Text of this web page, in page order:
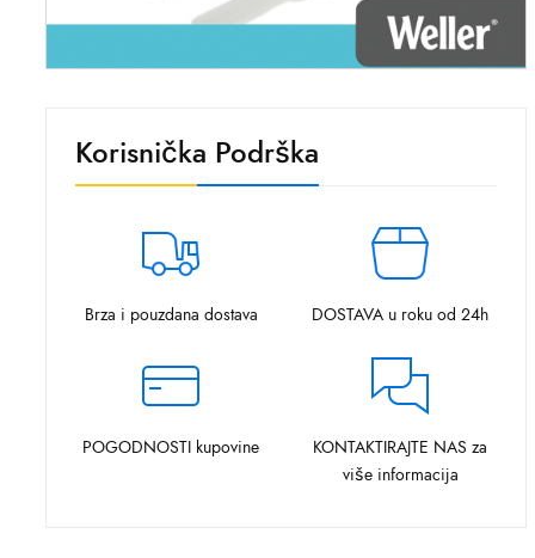
Korisnička Podrška
Brza i pouzdana dostava DOSTAVA u roku od 24h
POGODNOSTI kupovine
KONTAKTIRAJTE NAS za
više informacija